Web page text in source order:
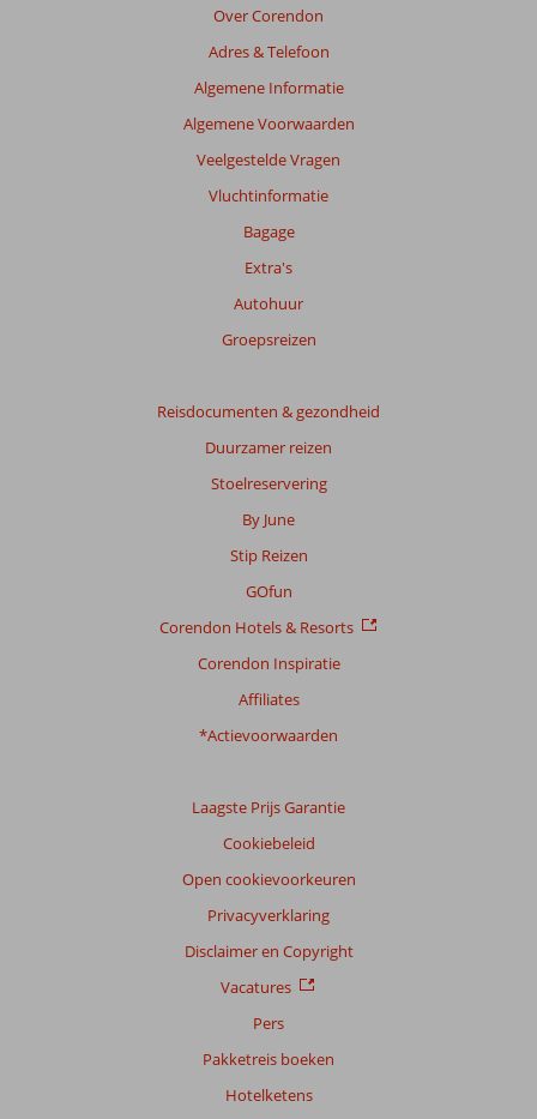
Over Corendon
Adres & Telefoon
Algemene Informatie
Algemene Voorwaarden
Veelgestelde Vragen
Vluchtinformatie
Bagage
Extra's
Autohuur
Groepsreizen
Reisdocumenten & gezondheid
Duurzamer reizen
Stoelreservering
By June
Stip Reizen
GOfun
Corendon Hotels & Resorts
Corendon Inspiratie
Affiliates
*Actievoorwaarden
Laagste Prijs Garantie
Cookiebeleid
Open cookievoorkeuren
Privacyverklaring
Disclaimer en Copyright
Vacatures
Pers
Pakketreis boeken
Hotelketens